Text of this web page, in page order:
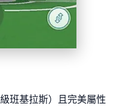
班基拉斯）且完美屬性